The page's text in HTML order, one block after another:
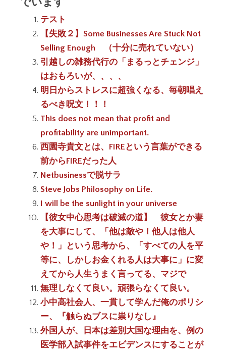
テスト
【失敗２】Some Businesses Are Stuck Not
Selling Enough （十分に売れていない）
引越しの雑務代行の「まるっとチェンジ」
はおもろいが、、、、
明日からストレスに超強くなる、毎朝唱え
るべき呪文！！！
This does not mean that profit and
profitability are unimportant.
西園寺貴文とは、FIREという言葉ができる
前からFIREだった人
Netbusinessで脱サラ
Steve Jobs Philosophy on Life.
I will be the sunlight in your universe
【彼女中心思考は破滅の道】 彼女とか妻
を大事にして、「他は敵や！他人は他人
や！」という思考から、「すべての人を平
等に、しかしお金くれる人は大事に」に変
えてから人生うまく言ってる、マジで
無理しなくて良い。頑張らなくて良い。
小中高社会人、一貫して学んだ俺のポリシ
ー、『触らぬブスに祟りなし』
外国人が、日本は差別大国な理由を、例の
医学部入試事件をエビデンスにすることが